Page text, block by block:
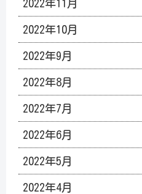
2022年11月
2022年10月
2022年9月
2022年8月
2022年7月
2022年6月
2022年5月
2022年4月